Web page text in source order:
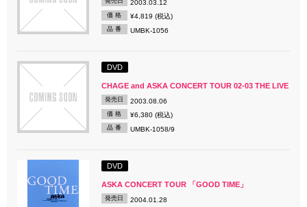
2003.03.12
価 格 ¥4,819 (税込)
品 番 UMBK-1056
DVD
CHAGE and ASKA CONCERT TOUR 02-03 THE LIVE
発売日 2003.08.06
価 格 ¥6,380 (税込)
品 番 UMBK-1058/9
DVD
ASKA CONCERT TOUR 「GOOD TIME」
発売日 2004.01.28